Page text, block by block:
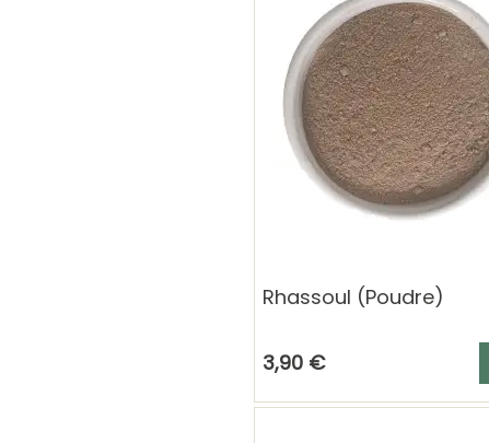
Rhassoul (Poudre)
3,90 €